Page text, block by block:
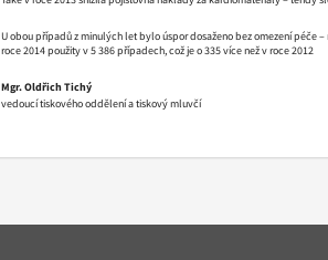
U obou případů z minulých let bylo úspor dosaženo bez omezení péče
roce 2014 použity v 5 386 případech, což je o 335 více než v roce 2012
Mgr. Oldřich Tichý
vedoucí tiskového oddělení a tiskový mluvčí